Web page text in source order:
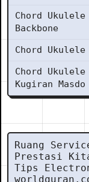
Chord Ukulele
Backbone
Chord
Chord Ukulele
Kugiran Masdo
Ruang
Prestasi
Tips